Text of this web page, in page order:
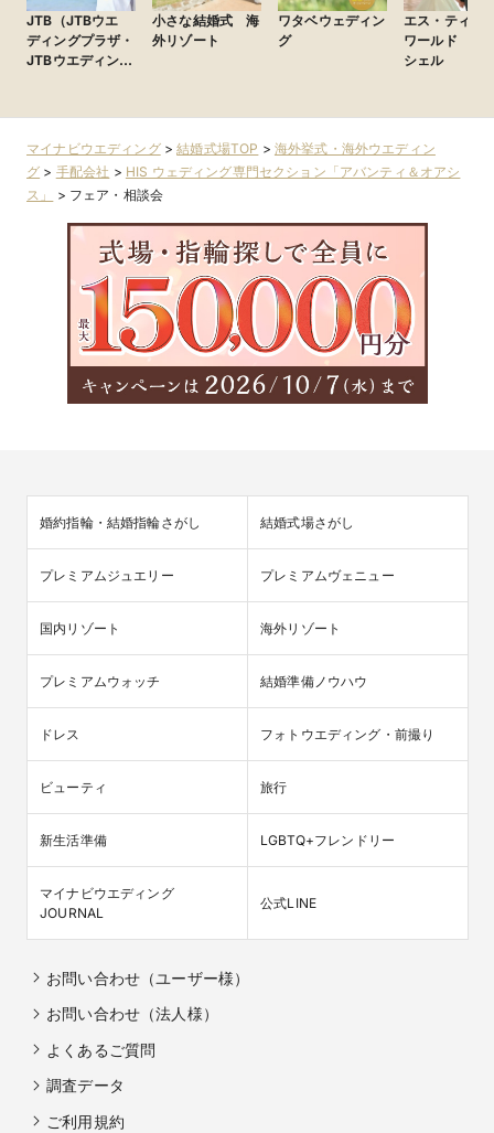
JTB（JTBウエ
ディングプラザ・
JTBウエディング
小さな結婚式 海
外リゾート
ワタベウェディン
グ
エス・ティー
ワールド ム
シェル
マイナビウエディング>結婚式場TOP > 海外挙式・海外ウエディン
グ > 手配会社 > HIS ウェディング専門セクション「アバンティ＆オアシ
ス」
> フェア・相談会
婚約指輪・結婚指輪さがし 結婚式場さがし
プレミアムジュエリー プレミアムヴェニュー
国内リゾート 海外リゾート
プレミアムウォッチ 結婚準備ノウハウ
ドレス フォトウエディング・前撮り
ビューティ 旅行
新生活準備 LGBTQ+フレンドリー
マイナビウエディング
JOURNAL
公式LINE
お問い合わせ（ユーザー様）
お問い合わせ（法人様）
よくあるご質問
調査データ
ご利用規約